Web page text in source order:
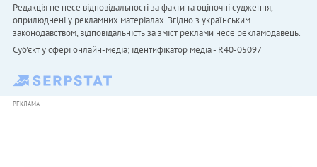
Редакція не несе відповідальності за факти та оціночні судження,
оприлюднені у рекламних матеріалах. Згідно з українським
законодавством, відповідальність за зміст реклами несе рекламодавець.
Cуб'єкт у сфері онлайн-медіа; ідентифікатор медіа - R40-05097
РЕКЛАМА